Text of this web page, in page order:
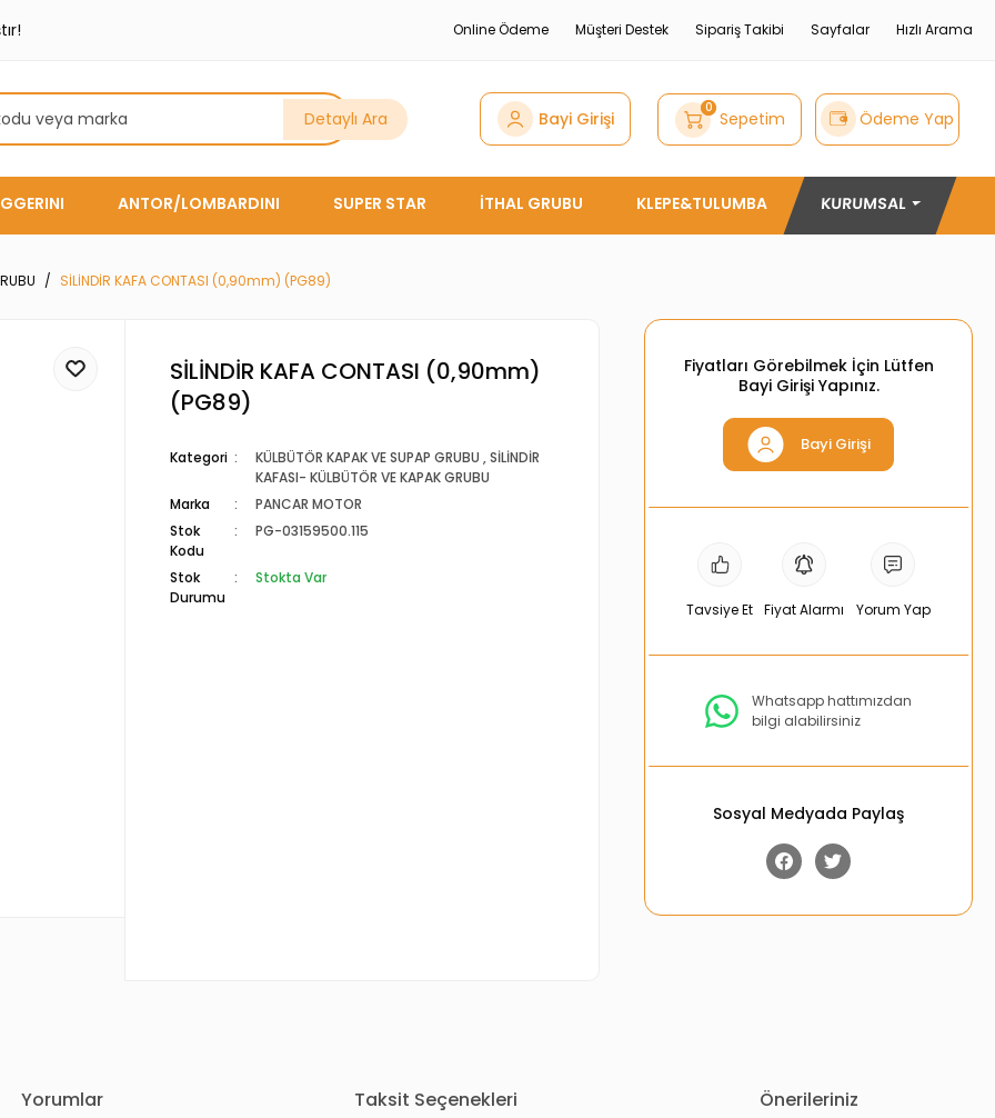
Online Ödeme Müşteri Destek Sipariş Takibi Sayfalar Hızlı Arama
Detaylı Ara Bayi Girişi 0 Sepetim Ödeme Yap
ANTOR/LOMBARDINI SUPER STAR İTHAL GRUBU KLEPE&TULUMBA KURUMSAL
SİLİNDİR KAFA CONTASI (0,90mm) (PG89)
SİLİNDİR KAFA CONTASI (0,90mm)
(PG89)
Kategori KÜLBÜTÖR KAPAK VE SUPAP GRUBU ,SİLİNDİR
KAFASI- KÜLBÜTÖR VE KAPAK GRUBU
Marka
PANCAR MOTOR
Stok
Kodu
PG-03159500.115
Stok
Durumu
Stokta Var
Fiyatları Görebilmek İçin Lütfen
Bayi Girişi Yapınız.
Bayi Girişi
Tavsiye Et Fiyat Alarmı Yorum Yap
Whatsapp hattımızdan
bilgi alabilirsiniz
Sosyal Medyada Paylaş
Yorumlar Taksit Seçenekleri Önerileriniz